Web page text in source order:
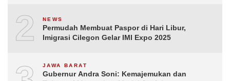
2 NEWS
Permudah Membuat Paspor di Hari Libur,
Imigrasi Cilegon Gelar IMI Expo 2025
JAWA BARAT
Gubernur Andra Soni: Kemajemukan dan